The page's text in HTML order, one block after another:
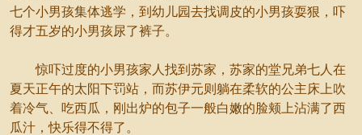
七个小男孩集体逃学，到幼儿园去找调皮的小男孩耍狠，吓
得才五岁的小男孩尿了裤子。
惊吓过度的小男孩家人找到苏家，苏家的堂兄弟七人在
夏天正午的太阳下罚站，而苏伊元则躺在柔软的公主床上吹
着冷气、吃西瓜，刚出炉的包子一般白嫩的脸颊上沾满了西
瓜汁，快乐得不得了。